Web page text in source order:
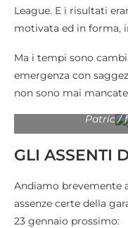
League. E i risultati
motivata ed in forma,
Ma i tempi sono
emergenza con
non sono mai
Patric /
GLI ASSENTI
Andiamo brevemente
assenze certe della
23 gennaio prossimo: